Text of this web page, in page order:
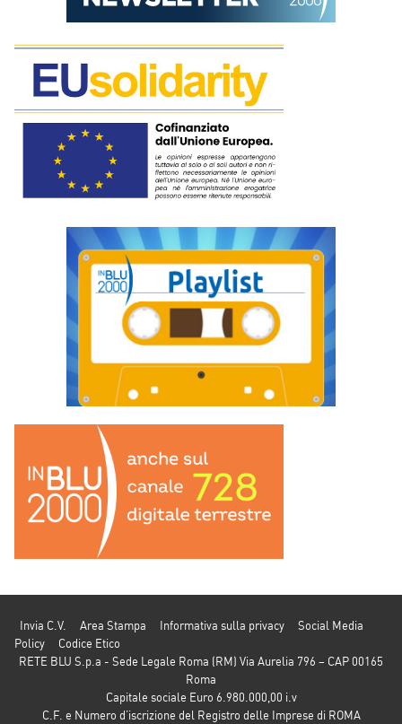
Invia C.V. Area Stampa Informativa sulla privacy
Social Media
Policy
Codice Etico
RETE BLU S.p.a - Sede Legale Roma (RM) Via Aurelia 796 – CAP 00165
Roma
Capitale sociale Euro 6.980.000,00 i.v
C.F. e Numero d’iscrizione del Registro delle Imprese di ROMA